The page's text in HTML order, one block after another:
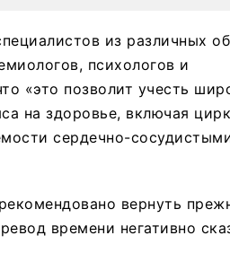
из различных
психологов и
«это позволит учесть
на здоровье, включая
сердечно-
вернуть
времени негативно